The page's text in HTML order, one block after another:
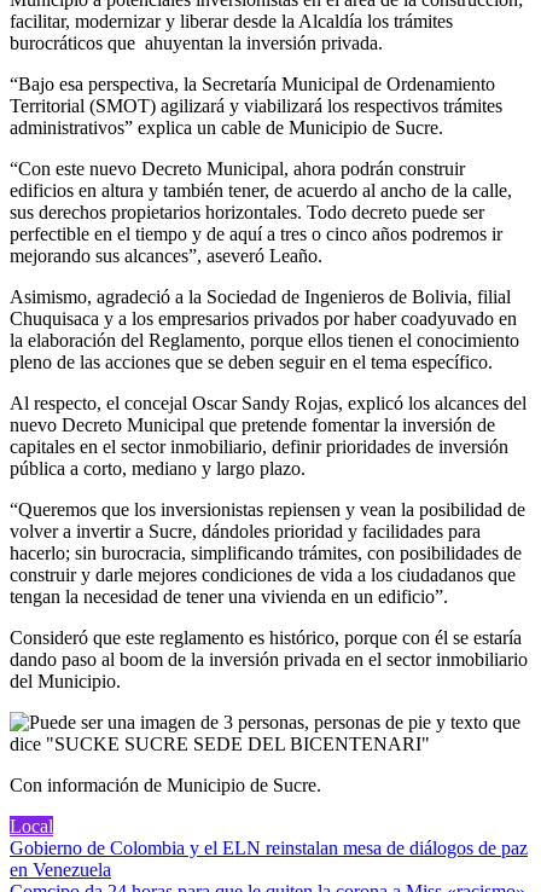
facilitar, modernizar y liberar desde la Alcaldía los trámites
burocráticos que ahuyentan la inversión privada.
“Bajo esa perspectiva, la Secretaría Municipal de Ordenamiento
Territorial (SMOT) agilizará y viabilizará los respectivos trámites
administrativos” explica un cable de Municipio de Sucre.
“Con este nuevo Decreto Municipal, ahora podrán construir
edificios en altura y también tener, de acuerdo al ancho de la calle,
sus derechos propietarios horizontales. Todo decreto puede ser
perfectible en el tiempo y de aquí a tres o cinco años podremos ir
mejorando sus alcances”, aseveró Leaño.
Asimismo, agradeció a la Sociedad de Ingenieros de Bolivia, filial
Chuquisaca y a los empresarios privados por haber coadyuvado en
la elaboración del Reglamento, porque ellos tienen el conocimiento
pleno de las acciones que se deben seguir en el tema específico.
Al respecto, el concejal Oscar Sandy Rojas, explicó los alcances del
nuevo Decreto Municipal que pretende fomentar la inversión de
capitales en el sector inmobiliario, definir prioridades de inversión
pública a corto, mediano y largo plazo.
“Queremos que los inversionistas repiensen y vean la posibilidad de
volver a invertir a Sucre, dándoles prioridad y facilidades para
hacerlo; sin burocracia, simplificando trámites, con posibilidades de
construir y darle mejores condiciones de vida a los ciudadanos que
tengan la necesidad de tener una vivienda en un edificio”.
Consideró que este reglamento es histórico, porque con él se estaría
dando paso al boom de la inversión privada en el sector inmobiliario
del Municipio.
Con información de Municipio de Sucre.
Local
Navegación
de
Gobierno de Colombia y el ELN reinstalan mesa de diálogos de paz
en Venezuela